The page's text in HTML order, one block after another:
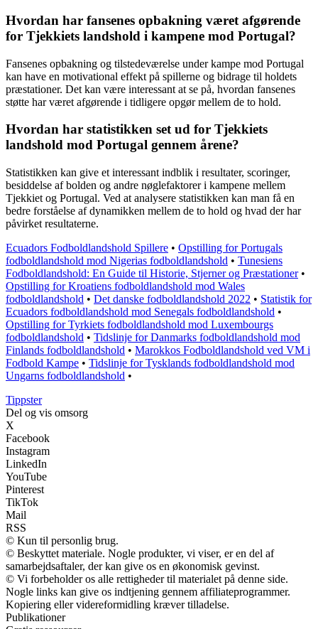
Hvordan har fansenes opbakning været afgørende
for Tjekkiets landshold i kampene mod Portugal?
Fansenes opbakning og tilstedeværelse under kampe mod Portugal
kan have en motivational effekt på spillerne og bidrage til holdets
præstationer. Det kan være interessant at se på, hvordan fansenes
støtte har været afgørende i tidligere opgør mellem de to hold.
Hvordan har statistikken set ud for Tjekkiets
landshold mod Portugal gennem årene?
Statistikken kan give et interessant indblik i resultater, scoringer,
besiddelse af bolden og andre nøglefaktorer i kampene mellem
Tjekkiet og Portugal. Ved at analysere statistikken kan man få en
bedre forståelse af dynamikken mellem de to hold og hvad der har
påvirket resultaterne.
Ecuadors Fodboldlandshold Spillere • Opstilling for Portugals
fodboldlandshold mod Nigerias fodboldlandshold • Tunesiens
Fodboldlandshold: En Guide til Historie, Stjerner og Præstationer•
Opstilling for Kroatiens fodboldlandshold mod Wales
fodboldlandshold • Det danske fodboldlandshold 2022 • Statistik for
Ecuadors fodboldlandshold mod Senegals fodboldlandshold •
Opstilling for Tyrkiets fodboldlandshold mod Luxembourgs
fodboldlandshold • Tidslinje for Danmarks fodboldlandshold mod
Finlands fodboldlandshold • Marokkos Fodboldlandshold ved VM i
Fodbold Kampe • Tidslinje for Tysklands fodboldlandshold mod
Ungarns fodboldlandshold •
Tippster
Del og vis omsorg
X
Facebook
Instagram
LinkedIn
YouTube
Pinterest
TikTok
Mail
RSS
© Kun til personlig brug.
© Beskyttet materiale. Nogle produkter, vi viser, er en del af
samarbejdsaftaler, der kan give os en økonomisk gevinst.
© Vi forbeholder os alle rettigheder til materialet på denne side.
Nogle links kan give os indtjening gennem affiliateprogrammer.
Kopiering eller videreformidling kræver tilladelse.
Publikationer